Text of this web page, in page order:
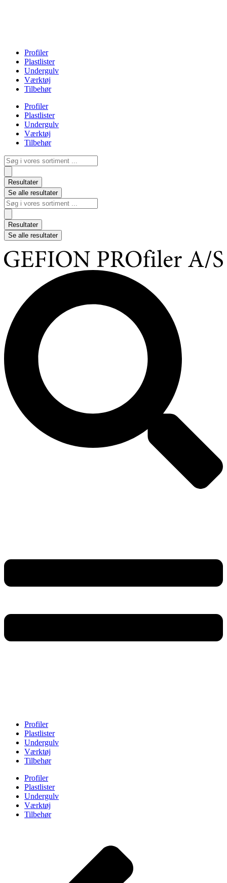
Profiler
Plastlister
Undergulv
Værktøj
Tilbehør
Profiler
Plastlister
Undergulv
Værktøj
Tilbehør
Search
...
Resultater
Se alle resultater
Search
...
Resultater
Se alle resultater
Profiler
Plastlister
Undergulv
Værktøj
Tilbehør
Profiler
Plastlister
Undergulv
Værktøj
Tilbehør